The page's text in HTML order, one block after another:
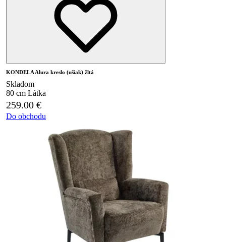
KONDELA Alura kreslo (ušiak) žltá
Skladom
80 cm Látka
259.00 €
Do obchodu